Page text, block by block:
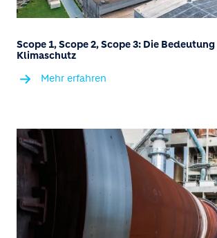
Scope 1, Scope 2, Scope 3: Die
Klimaschutz
Mehr erfahren